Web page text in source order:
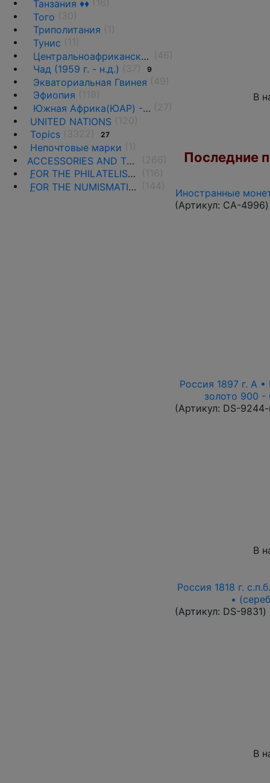
Танзания ♦♦
Того
Триполитания
Тунис
Центральноафриканская Республика ♦♦
Чад (1959 г. - н.д.)
9
Экваториальная Гвинея
Эфиопия
Южная Африка(ЮАР) - 1961 г. -н.д.
UNITED NATIONS
Topics
27
Непочтовые марки
ACCESSORIES AND THE LITERATURE
FOR THE PHILATELISTS
FOR THE NUMISMATISTS
В
Последние
Иностранные
(Артикул: CA-4996)
Россия 1897 г. А
золото 900 -
(Артикул: DS-
В
Россия 1818 г.
•
(Артикул: DS-9831)
В